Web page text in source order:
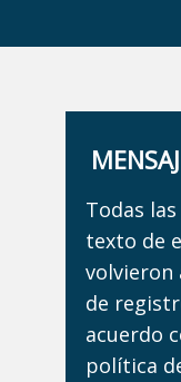
Todas
texto de
de
acuerdo
política